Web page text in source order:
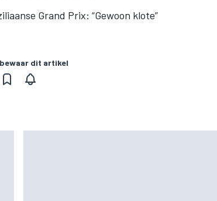
Grand Prix: “Gewoon klote”
dit artikel